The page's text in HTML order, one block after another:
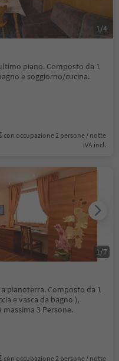
piano. Composto da 1
e soggiorno/cucina.
con occupazione 2 persone / notte
IVA incl.
1/4
pianoterra. Composto da 1
e vasca da bagno ),
3 Persone.
con occupazione 2 persone / notte
1/7